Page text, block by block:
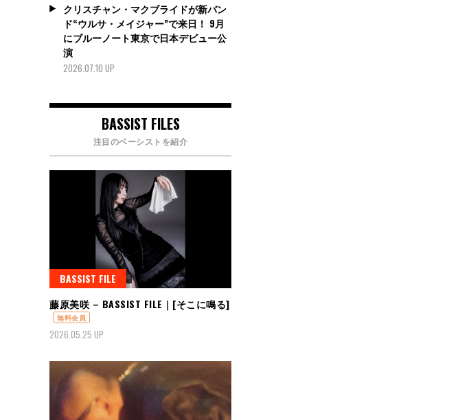
クリスチャン・マクブライドが新バン
ド“ウルサ・メイジャー”で来日！ 9月
にブルーノート東京で日本デビュー公
演
2026.07.10 UP
BASSIST FILES
注目のベーシストを紹介
BASSIST FILE
藤原美咲 – BASSIST FILE｜[そこに鳴る]
無料会員
2026.05.25 UP